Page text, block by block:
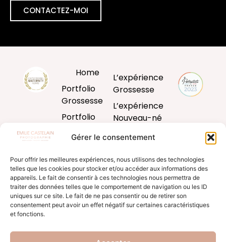
Gérer le consentement
Pour offrir les meilleures expériences, nous utilisons des technologies
telles que les cookies pour stocker et/ou accéder aux informations des
appareils. Le fait de consentir à ces technologies nous permettra de
traiter des données telles que le comportement de navigation ou les ID
uniques sur ce site. Le fait de ne pas consentir ou de retirer son
consentement peut avoir un effet négatif sur certaines caractéristiques
et fonctions.
CONTACTEZ-MOI
Home
Portfolio
Grossesse
Portfolio
Bébé
Portfolio
Famille
Blog
L’expérience
Grossesse
L’expérience
Nouveau-né
L’expérience
L’expérience
famille
Produits
d’art